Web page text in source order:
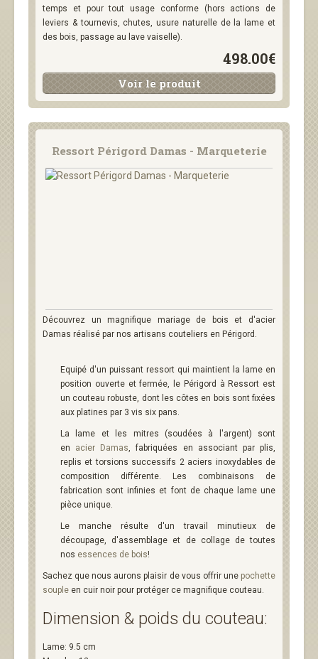
temps et pour tout usage conforme (hors actions de
leviers & tournevis, chutes, usure naturelle de la lame et
des bois, passage au lave vaiselle).
498.00€
Voir le produit
Ressort Périgord Damas - Marqueterie
Découvrez un magnifique mariage de bois et d'acier
Damas réalisé par nos artisans couteliers en Périgord.
Equipé d'un puissant ressort qui maintient la lame en
position ouverte et fermée, le Périgord à Ressort est
un couteau robuste, dont les côtes en bois sont fixées
aux platines par 3 vis six pans.
La lame et les mitres (soudées à l'argent) sont
en acier Damas, fabriquées en associant par plis,
replis et torsions successifs 2 aciers inoxydables de
composition différente. Les combinaisons de
fabrication sont infinies et font de chaque lame une
pièce unique.
Le manche résulte d'un travail minutieux de
découpage, d'assemblage et de collage de toutes
nos essences de bois!
Sachez que nous aurons plaisir de vous offrir une pochette
souple en cuir noir pour protéger ce magnifique couteau.
Dimension & poids du couteau:
Lame: 9.5 cm